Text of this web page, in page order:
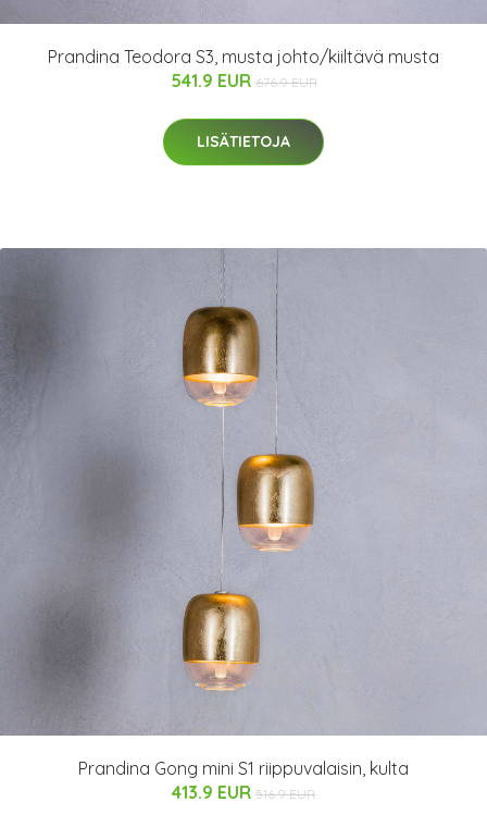
Prandina Teodora S3, musta johto/kiiltävä musta
541.9 EUR 676.9 EUR
LISÄTIETOJA
Prandina Gong mini S1 riippuvalaisin, kulta
413.9 EUR 516.9 EUR